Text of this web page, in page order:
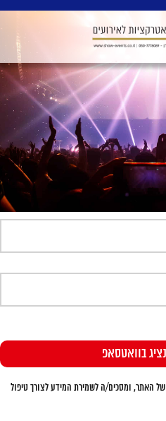
של האתר, ומסכים/ה לשמירת המידע לצורך טיפול